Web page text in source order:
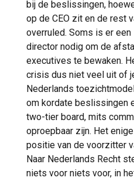
bij de beslissingen,
op de CEO zit en de rest
overruled. Soms is er
director nodig om de
executives te bewaken.
crisis dus niet veel uit of
Nederlands
om kordate beslissingen
two-tier board, mits
oproepbaar zijn. Het
positie van de voorzitter
Naar Nederlands Recht
niets voor niets voor, in